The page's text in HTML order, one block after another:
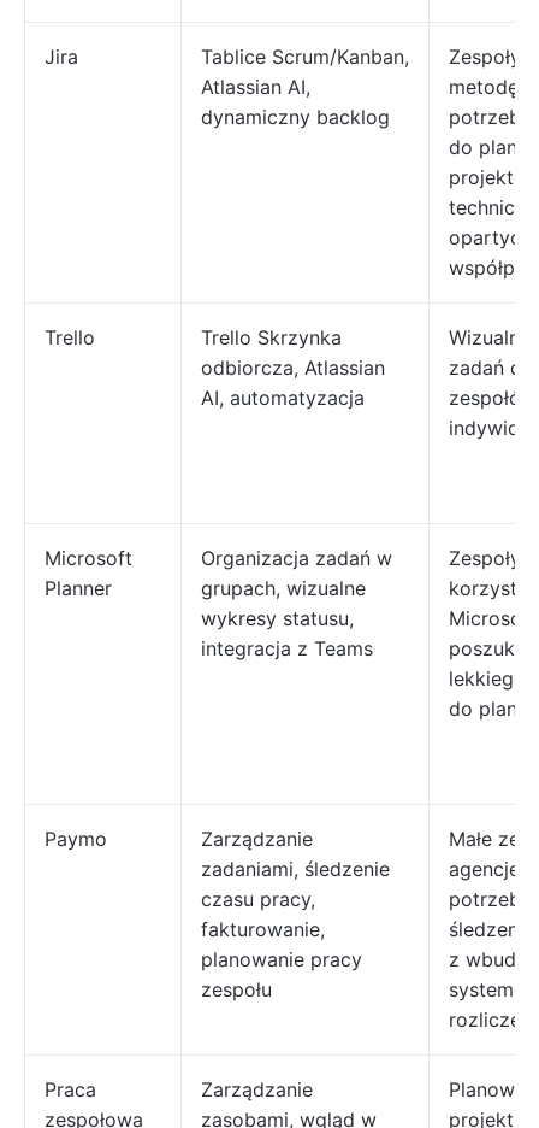
Jira
Tablice Scrum/Kanban,
Atlassian AI,
dynamiczny backlog
Zespoły
metodę
do
opartych
Trello
Trello Skrzynka
odbiorcza, Atlassian
AI, automatyzacja
Wizualne
zadań
Microsoft
Planner
Organizacja zadań w
grupach, wizualne
wykresy statusu,
integracja z Teams
Zespoły
lekkiego
do
Paymo
Zarządzanie
zadaniami, śledzenie
czasu pracy,
fakturowanie,
planowanie pracy
zespołu
Małe
agencje,
z
Praca
zespołowa
Zarządzanie
zasobami, wgląd w
projektu